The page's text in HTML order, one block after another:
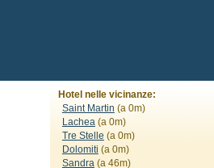
Hotel nelle vicinanze:
Saint Martin (a 0m)
Lachea(a 0m)
Tre Stelle (a 0m)
Dolomiti (a 0m)
Sandra(a 46m)